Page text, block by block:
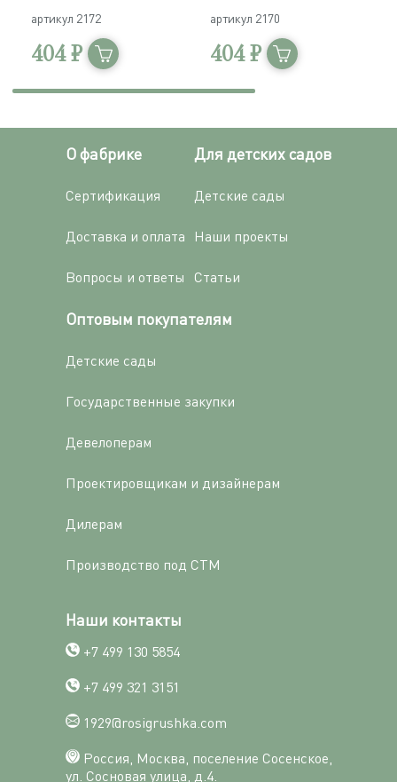
артикул 2172
404 ₽
артикул 2170
404 ₽
О фабрике
Сертификация
Доставка и оплата
Вопросы и ответы
Для детских садов
Детские сады
Наши проекты
Статьи
Оптовым покупателям
Детские сады
Государственные закупки
Девелоперам
Проектировщикам и дизайнерам
Дилерам
Производство под СТМ
Наши контакты
+7 499 130 5854
+7 499 321 3151
1929@rosigrushka.com
Россия, Москва, поселение Сосенское,
ул. Сосновая улица, д.4.